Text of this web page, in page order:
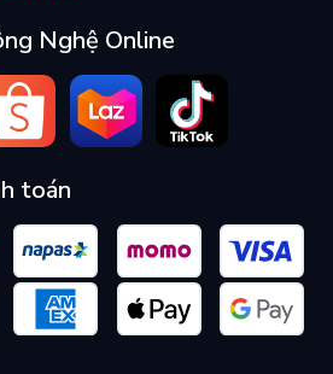
Nghệ Online
toán